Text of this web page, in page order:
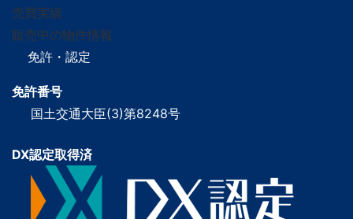
売買実績
販売中の物件情報
免許・認定
免許番号
国土交通大臣(3)第8248号
DX認定取得済